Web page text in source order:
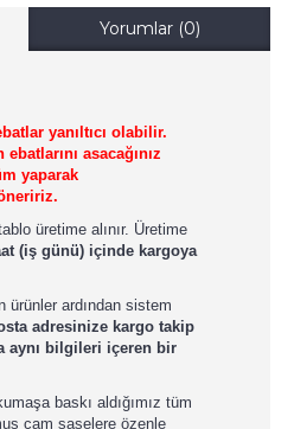
Yorumlar (0)
yanıltıcı olabilir.
asacağınız
yaparak
üretime alınır. Üretime
(iş günü) içinde kargoya
ürünler ardından sistem
adresinize kargo takip
aynı bilgileri içeren bir
baskı aldığımız tüm
çam şaselere özenle